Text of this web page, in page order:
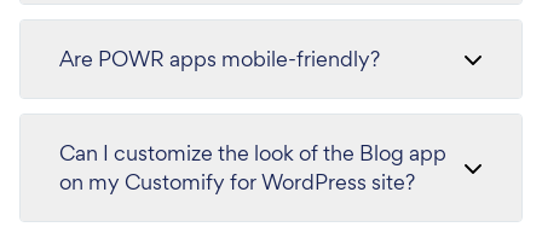
Are POWR apps mobile-friendly?
Can I customize the look of the Blog app
on my Customify for WordPress site?